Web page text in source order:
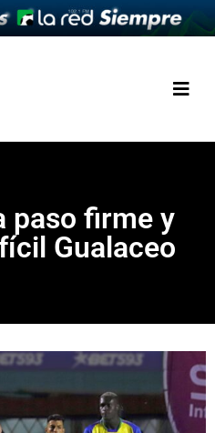
paso firme y
Gualaceo